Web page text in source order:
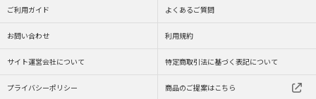
ご利用ガイド よくあるご質問
お問い合わせ 利用規約
サイト運営会社について 特定商取引法に基づく表記について
プライバシーポリシー 商品のご提案はこちら